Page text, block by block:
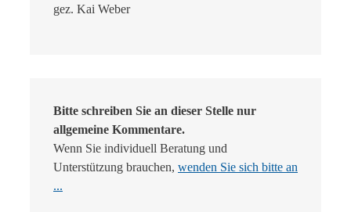
gez. Kai Weber
Bitte schreiben Sie an dieser Stelle nur
allgemeine Kommentare.
Wenn Sie individuell Beratung und
Unterstützung brauchen, wenden Sie sich bitte an
...